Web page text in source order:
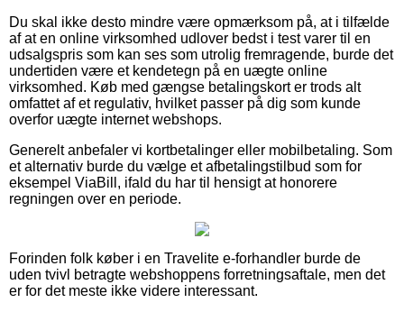
Du skal ikke desto mindre være opmærksom på, at i tilfælde
af at en online virksomhed udlover bedst i test varer til en
udsalgspris som kan ses som utrolig fremragende, burde det
undertiden være et kendetegn på en uægte online
virksomhed. Køb med gængse betalingskort er trods alt
omfattet af et regulativ, hvilket passer på dig som kunde
overfor uægte internet webshops.
Generelt anbefaler vi kortbetalinger eller mobilbetaling. Som
et alternativ burde du vælge et afbetalingstilbud som for
eksempel ViaBill, ifald du har til hensigt at honorere
regningen over en periode.
Forinden folk køber i en Travelite e-forhandler burde de
uden tvivl betragte webshoppens forretningsaftale, men det
er for det meste ikke videre interessant.